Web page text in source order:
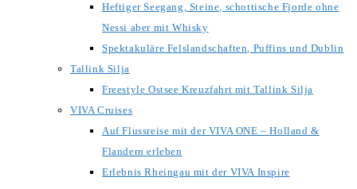
Heftiger Seegang, Steine, schottische Fjorde ohne
Nessi aber mit Whisky
Spektakuläre Felslandschaften, Puffins und Dublin
Tallink Silja
Freestyle Ostsee Kreuzfahrt mit Tallink Silja
VIVA Cruises
Auf Flussreise mit der VIVA ONE – Holland &
Flandern erleben
Erlebnis Rheingau mit der VIVA Inspire